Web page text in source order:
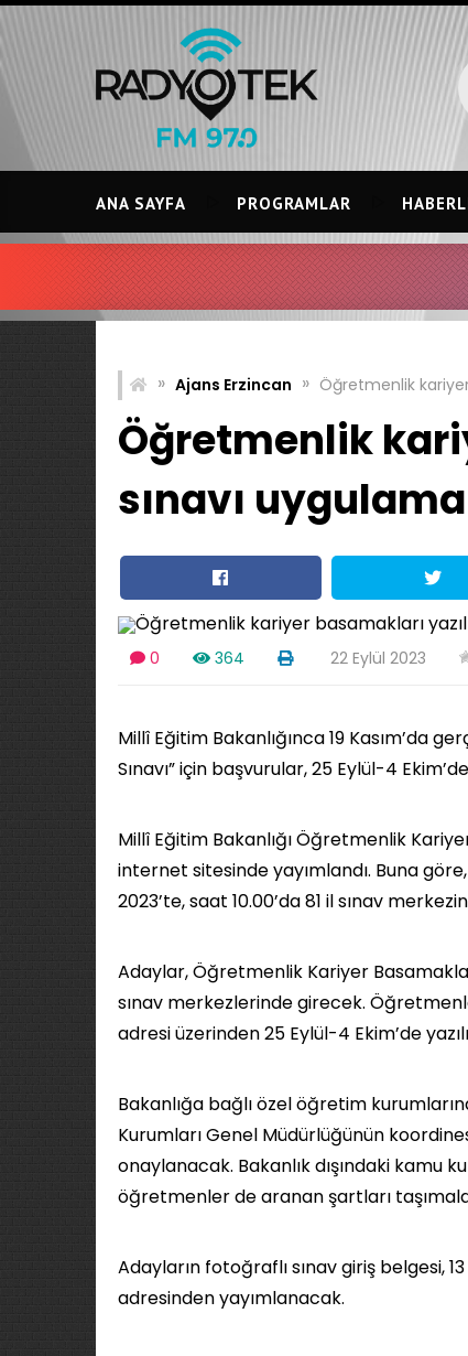
Skip
to
content
ANA SAYFA PROGRAMLAR
» Ajans Erzincan » Öğretmenlik kariyer
Öğretmenlik
sınavı
0 364 22 Eylül 2023
Millî Eğitim Bakanlığınca 19 Kasım’da
Sınavı” için başvurular, 25 Eylül-4
Millî Eğitim Bakanlığı Öğretmenlik Kariyer
internet sitesinde yayımlandı. Buna göre,
2023’te, saat 10.00’da 81 il sınav
Adaylar, Öğretmenlik Kariyer
sınav merkezlerinde girecek.
adresi üzerinden 25 Eylül-4 Ekim’de
Bakanlığa bağlı özel öğretim
Kurumları Genel Müdürlüğünün
onaylanacak. Bakanlık dışındaki
öğretmenler de aranan şartları
Adayların fotoğraflı sınav giriş belgesi,
adresinden yayımlanacak.